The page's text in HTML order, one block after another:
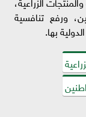
ورفع تنافسية
بها.